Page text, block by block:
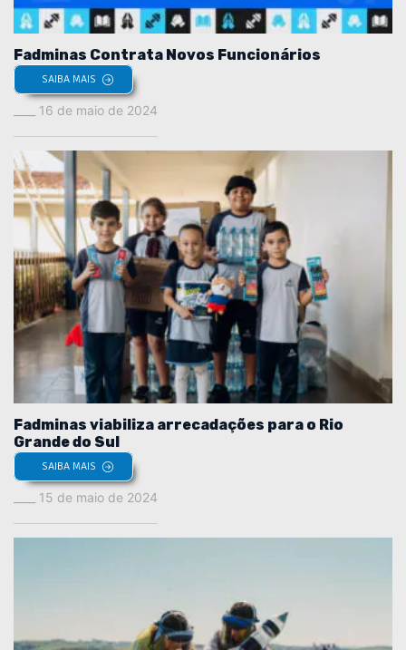
Fadminas Contrata Novos Funcionários
SAIBA MAIS
16 de maio de 2024
Fadminas viabiliza arrecadações para o Rio
Grande do Sul
SAIBA MAIS
15 de maio de 2024